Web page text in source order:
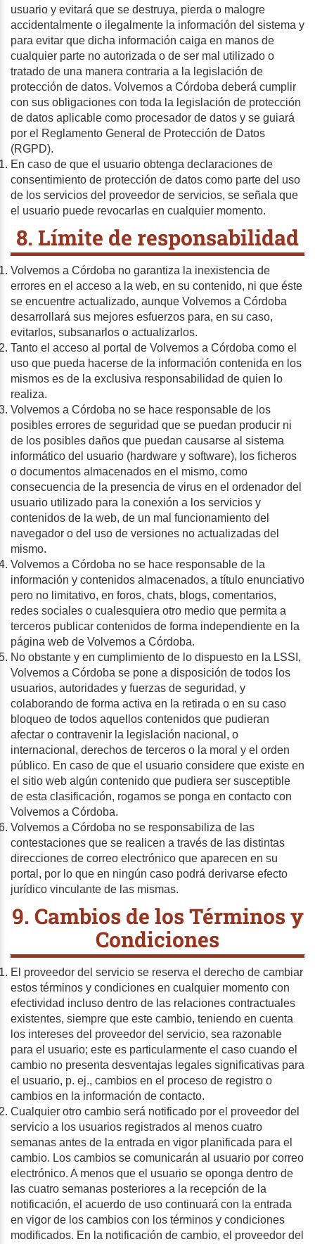
usuario y evitará que se destruya, pierda o malogre
accidentalmente o ilegalmente la información del sistema y
para evitar que dicha información caiga en manos de
cualquier parte no autorizada o de ser mal utilizado o
tratado de una manera contraria a la legislación de
protección de datos. Volvemos a Córdoba deberá cumplir
con sus obligaciones con toda la legislación de protección
de datos aplicable como procesador de datos y se guiará
por el Reglamento General de Protección de Datos
(RGPD).
En caso de que el usuario obtenga declaraciones de
consentimiento de protección de datos como parte del uso
de los servicios del proveedor de servicios, se señala que
el usuario puede revocarlas en cualquier momento.
8. Límite de responsabilidad
Volvemos a Córdoba no garantiza la inexistencia de
errores en el acceso a la web, en su contenido, ni que éste
se encuentre actualizado, aunque Volvemos a Córdoba
desarrollará sus mejores esfuerzos para, en su caso,
evitarlos, subsanarlos o actualizarlos.
Tanto el acceso al portal de Volvemos a Córdoba como el
uso que pueda hacerse de la información contenida en los
mismos es de la exclusiva responsabilidad de quien lo
realiza.
Volvemos a Córdoba no se hace responsable de los
posibles errores de seguridad que se puedan producir ni
de los posibles daños que puedan causarse al sistema
informático del usuario (hardware y software), los ficheros
o documentos almacenados en el mismo, como
consecuencia de la presencia de virus en el ordenador del
usuario utilizado para la conexión a los servicios y
contenidos de la web, de un mal funcionamiento del
navegador o del uso de versiones no actualizadas del
mismo.
Volvemos a Córdoba no se hace responsable de la
información y contenidos almacenados, a título enunciativo
pero no limitativo, en foros, chats, blogs, comentarios,
redes sociales o cualesquiera otro medio que permita a
terceros publicar contenidos de forma independiente en la
página web de Volvemos a Córdoba.
No obstante y en cumplimiento de lo dispuesto en la LSSI,
Volvemos a Córdoba se pone a disposición de todos los
usuarios, autoridades y fuerzas de seguridad, y
colaborando de forma activa en la retirada o en su caso
bloqueo de todos aquellos contenidos que pudieran
afectar o contravenir la legislación nacional, o
internacional, derechos de terceros o la moral y el orden
público. En caso de que el usuario considere que existe en
el sitio web algún contenido que pudiera ser susceptible
de esta clasificación, rogamos se ponga en contacto con
Volvemos a Córdoba.
Volvemos a Córdoba no se responsabiliza de las
contestaciones que se realicen a través de las distintas
direcciones de correo electrónico que aparecen en su
portal, por lo que en ningún caso podrá derivarse efecto
jurídico vinculante de las mismas.
9. Cambios de los Términos y
Condiciones
El proveedor del servicio se reserva el derecho de cambiar
estos términos y condiciones en cualquier momento con
efectividad incluso dentro de las relaciones contractuales
existentes, siempre que este cambio, teniendo en cuenta
los intereses del proveedor del servicio, sea razonable
para el usuario; este es particularmente el caso cuando el
cambio no presenta desventajas legales significativas para
el usuario, p. ej., cambios en el proceso de registro o
cambios en la información de contacto.
Cualquier otro cambio será notificado por el proveedor del
servicio a los usuarios registrados al menos cuatro
semanas antes de la entrada en vigor planificada para el
cambio. Los cambios se comunicarán al usuario por correo
electrónico. A menos que el usuario se oponga dentro de
las cuatro semanas posteriores a la recepción de la
notificación, el acuerdo de uso continuará con la entrada
en vigor de los cambios con los términos y condiciones
modificados. En la notificación de cambio, el proveedor del